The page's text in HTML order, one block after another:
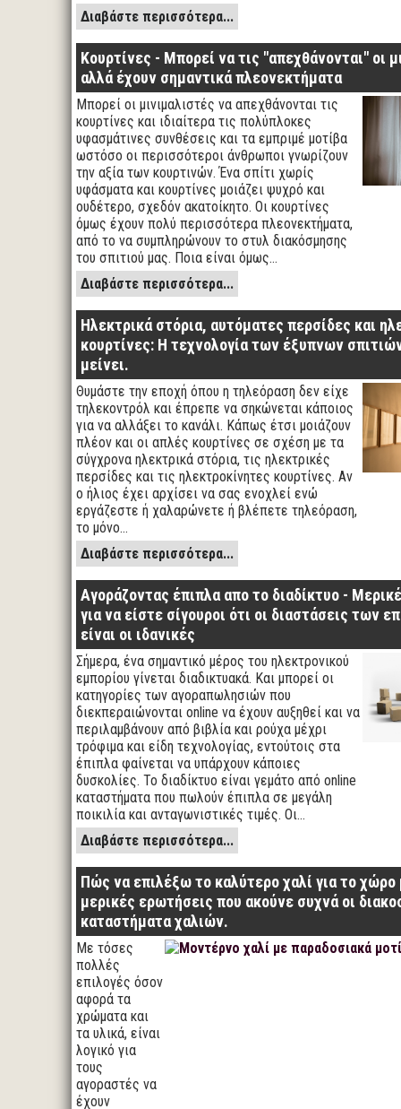
Διαβάστε περισσότερα...
Κουρτίνες - Μπορεί να τις "απεχθάνονται" οι
αλλά έχουν σημαντικά πλεονεκτήματα
Μπορεί οι μινιμαλιστές να απεχθάνονται τις
κουρτίνες και ιδιαίτερα τις πολύπλοκες
υφασμάτινες συνθέσεις και τα εμπριμέ μοτίβα
ωστόσο οι περισσότεροι άνθρωποι γνωρίζουν
την αξία των κουρτινών. Ένα σπίτι χωρίς
υφάσματα και κουρτίνες μοιάζει ψυχρό και
ουδέτερο, σχεδόν ακατοίκητο. Οι κουρτίνες
όμως έχουν πολύ περισσότερα πλεονεκτήματα,
από το να συμπληρώνουν το στυλ διακόσμησης
του σπιτιού μας. Ποια είναι όμως…
Διαβάστε περισσότερα...
Ηλεκτρικά στόρια, αυτόματες περσίδες και
κουρτίνες: Η τεχνολογία των έξυπνων
μείνει.
Θυμάστε την εποχή όπου η τηλεόραση δεν είχε
τηλεκοντρόλ και έπρεπε να σηκώνεται κάποιος
για να αλλάξει το κανάλι. Κάπως έτσι μοιάζουν
πλέον και οι απλές κουρτίνες σε σχέση με τα
σύγχρονα ηλεκτρικά στόρια, τις ηλεκτρικές
περσίδες και τις ηλεκτροκίνητες κουρτίνες. Αν
ο ήλιος έχει αρχίσει να σας ενοχλεί ενώ
εργάζεστε ή χαλαρώνετε ή βλέπετε τηλεόραση,
το μόνο…
Διαβάστε περισσότερα...
Αγοράζοντας έπιπλα απο το διαδίκτυο -
για να είστε σίγουροι ότι οι διαστάσεις των
είναι οι ιδανικές
Σήμερα, ένα σημαντικό μέρος του ηλεκτρονικού
εμπορίου γίνεται διαδικτυακά. Και μπορεί οι
κατηγορίες των αγοραπωλησιών που
διεκπεραιώνονται online να έχουν αυξηθεί και να
περιλαμβάνουν από βιβλία και ρούχα μέχρι
τρόφιμα και είδη τεχνολογίας, εντούτοις στα
έπιπλα φαίνεται να υπάρχουν κάποιες
δυσκολίες. Το διαδίκτυο είναι γεμάτο από online
καταστήματα που πωλούν έπιπλα σε μεγάλη
ποικιλία και ανταγωνιστικές τιμές. Οι…
Διαβάστε περισσότερα...
Πώς να επιλέξω το καλύτερο χαλί για το χώρο
μερικές ερωτήσεις που ακούνε συχνά οι
καταστήματα χαλιών.
Με τόσες
πολλές
επιλογές όσον
αφορά τα
χρώματα και
τα υλικά, είναι
λογικό για
τους
αγοραστές να
έχουν